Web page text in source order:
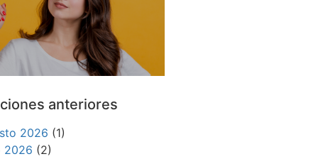
anteriores
2026 (1)
2026 (2)